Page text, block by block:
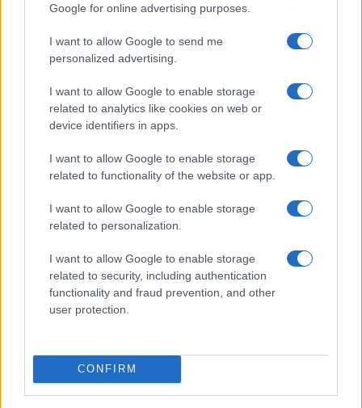
Google for online advertising purposes.
I want to allow Google to send me
personalized advertising.
I want to allow Google to enable storage
related to analytics like cookies on web or
device identifiers in apps.
I want to allow Google to enable storage
related to functionality of the website or app.
I want to allow Google to enable storage
related to personalization.
I want to allow Google to enable storage
related to security, including authentication
functionality and fraud prevention, and other
user protection.
CONFIRM
Ninel Conde revela sus expectativas para la nueva
temporada de Top Chef VIP
CHEFS